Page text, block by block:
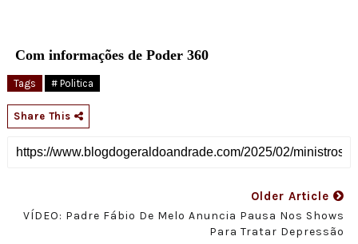
Com informações de Poder 360
Tags # Politica
Share This
Older Article
VÍDEO: Padre Fábio De Melo Anuncia Pausa Nos Shows
Para Tratar Depressão